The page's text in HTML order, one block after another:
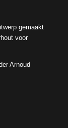
gemaakt
voor
Arnoud